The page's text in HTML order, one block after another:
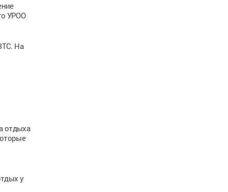
УРОО
На
отдыха
у